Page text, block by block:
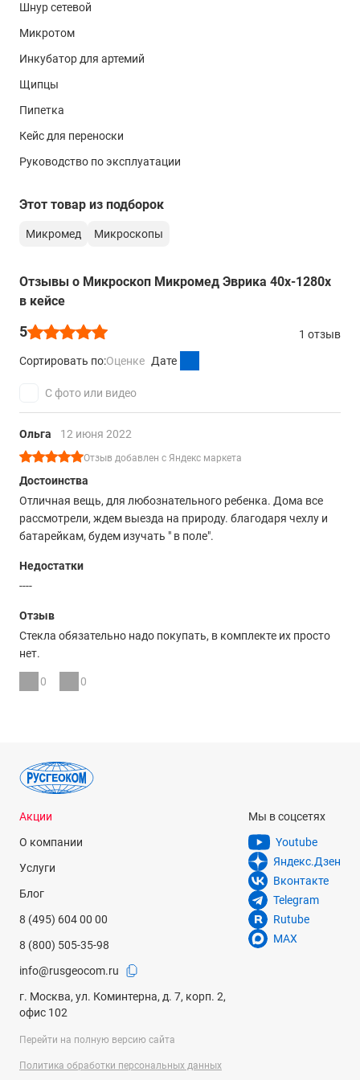
консультанта.
Шнур сетевой
Микротом
Инкубатор для артемий
Щипцы
Пипетка
Кейс для переноски
Руководство по эксплуатации
Этот товар из подборок
Микромед Микроскопы
Отзывы о Микроскоп Микромед Эврика 40x-1280x
в кейсе
5 1 отзыв
Сортировать по:Оценке Дате
С фото или видео
Ольга 12 июня 2022
Отзыв добавлен с Яндекс маркета
Достоинства
Отличная вещь, для любознательного ребенка. Дома все
рассмотрели, ждем выезда на природу. благодаря чехлу и
батарейкам, будем изучать " в поле".
Недостатки
----
Отзыв
Стекла обязательно надо покупать, в комплекте их просто
нет.
0 0
Акции
О компании
Услуги
Блог
8 (495) 604 00 00
8 (800) 505-35-98
info@rusgeocom.ru
г. Москва, ул. Коминтерна, д. 7, корп. 2,
офис 102
Мы в соцсетях
Youtube
Яндекс.Дзен
Вконтакте
Telegram
Rutube
MAX
Перейти на полную версию сайта
Политика обработки персональных данных